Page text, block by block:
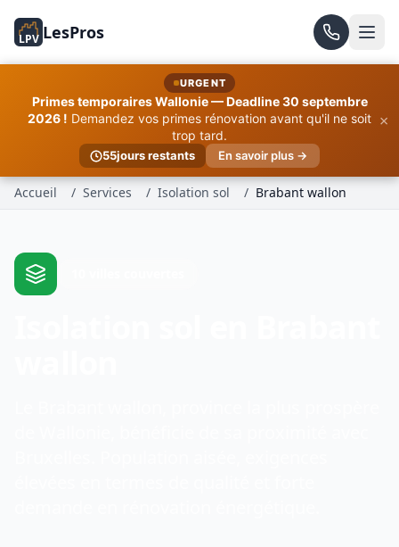
LPV LesPros
URGENT
Primes temporaires Wallonie — Deadline 30 septembre
2026 ! Demandez vos primes rénovation avant qu'il ne soit
trop tard.
55jours restants En savoir plus →
×
Accueil / Services / Isolation sol / Brabant wallon